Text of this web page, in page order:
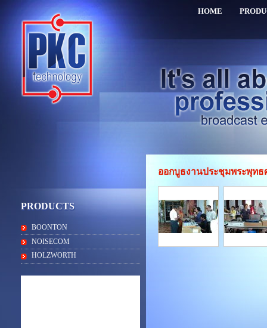
HOME
PRODUCTS
BOONTON
NOISECOM
HOLZWORTH
ออกบูธงานประชุมพระพุท